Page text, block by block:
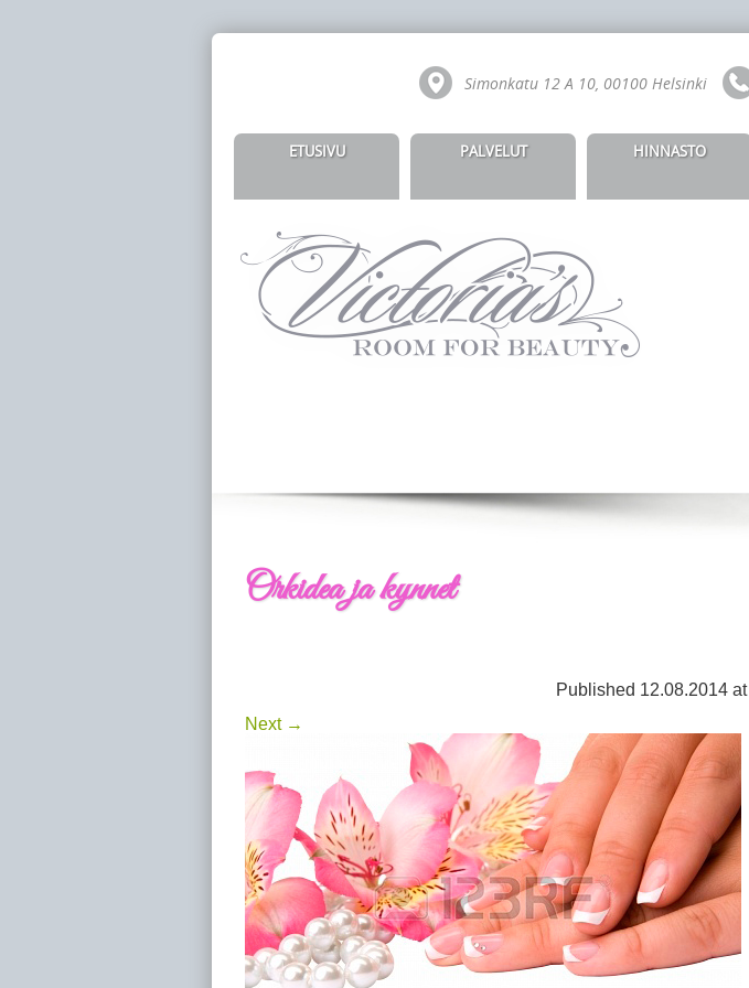
Simonkatu 12 A 10, 00100 Helsinki
ETUSIVU PALVELUT HINNASTO
Orkidea ja kynnet
Published 12.08.2014at
Next →